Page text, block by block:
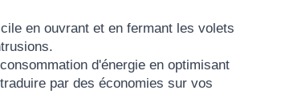
en ouvrant et en fermant les volets
d'énergie en optimisant
par des économies sur vos